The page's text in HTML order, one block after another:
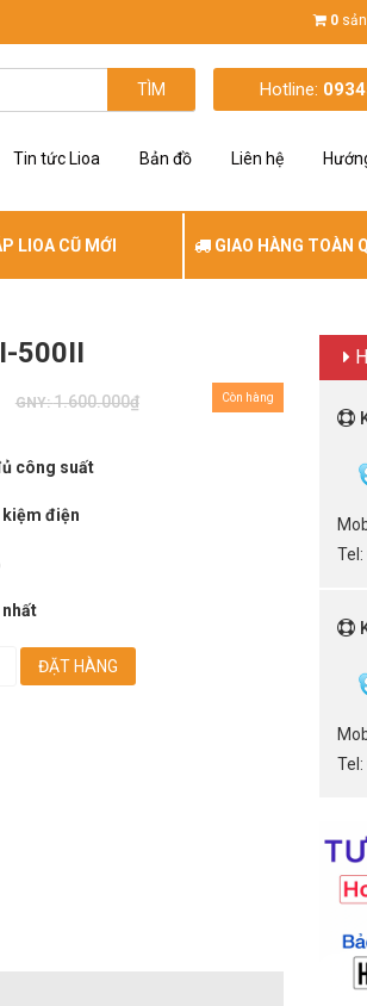
0
TÌM Hotline:
Tin tức Lioa Bản đồ Liên hệ
LIOA CŨ MỚI GIAO HÀNG TOÀN
500II
GNY:1.600.000₫ Còn hàng
công suất
kiệm điện
ĐẶT HÀNG